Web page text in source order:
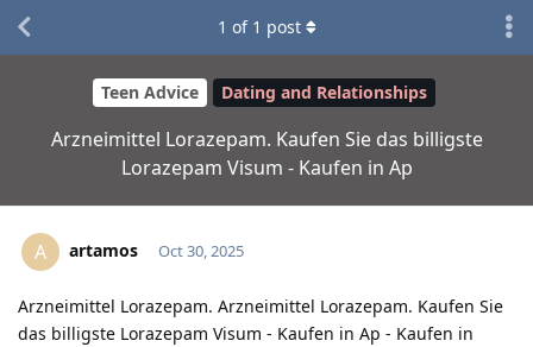
Teen Advice Dating and Relationships
Arzneimittel Lorazepam. Kaufen Sie das billigste
Lorazepam Visum - Kaufen in Ap
1 of 1 post
A artamos Oct 30, 2025
Arzneimittel Lorazepam. Arzneimittel Lorazepam. Kaufen Sie
das billigste Lorazepam Visum - Kaufen in Ap - Kaufen in